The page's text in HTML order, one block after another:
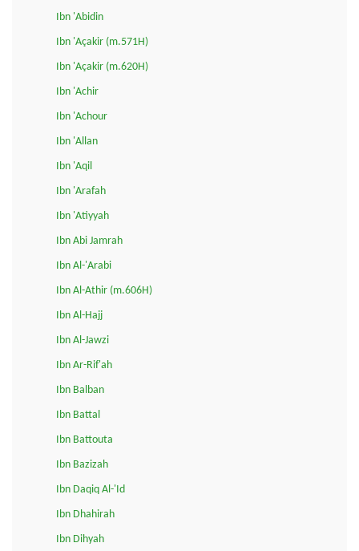
Ibn 'Abidin
Ibn 'Açakir (m.571H)
Ibn 'Açakir (m.620H)
Ibn 'Achir
Ibn 'Achour
Ibn 'Allan
Ibn 'Aqil
Ibn 'Arafah
Ibn 'Atiyyah
Ibn Abi Jamrah
Ibn Al-'Arabi
Ibn Al-Athir (m.606H)
Ibn Al-Hajj
Ibn Al-Jawzi
Ibn Ar-Rif'ah
Ibn Balban
Ibn Battal
Ibn Battouta
Ibn Bazizah
Ibn Daqiq Al-'Id
Ibn Dhahirah
Ibn Dihyah